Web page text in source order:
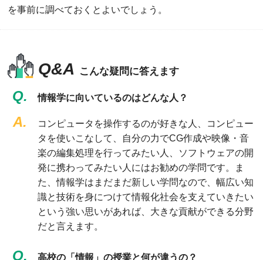
を事前に調べておくとよいでしょう。
Q&A こんな疑問に答えます
Q. 情報学に向いているのはどんな人？
A.
コンピュータを操作するのが好きな人、コンピュー
タを使いこなして、自分の力でCG作成や映像・音
楽の編集処理を行ってみたい人、ソフトウェアの開
発に携わってみたい人にはお勧めの学問です。ま
た、情報学はまだまだ新しい学問なので、幅広い知
識と技術を身につけて情報化社会を支えていきたい
という強い思いがあれば、大きな貢献ができる分野
だと言えます。
Q. 高校の「情報」の授業と何が違うの？